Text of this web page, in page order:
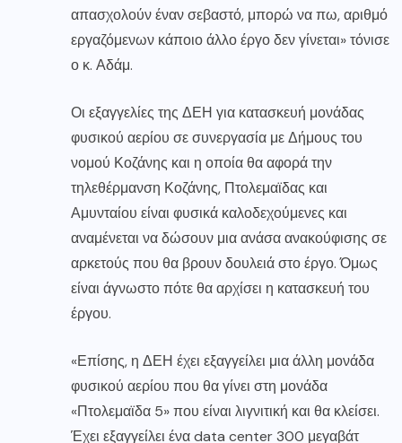
απασχολούν έναν σεβαστό, μπορώ να πω, αριθμό
εργαζόμενων κάποιο άλλο έργο δεν γίνεται» τόνισε
ο κ. Αδάμ.
Οι εξαγγελίες της ΔΕΗ για κατασκευή μονάδας
φυσικού αερίου σε συνεργασία με Δήμους του
νομού Κοζάνης και η οποία θα αφορά την
τηλεθέρμανση Κοζάνης, Πτολεμαϊδας και
Αμυνταίου είναι φυσικά καλοδεχούμενες και
αναμένεται να δώσουν μια ανάσα ανακούφισης σε
αρκετούς που θα βρουν δουλειά στο έργο. Όμως
είναι άγνωστο πότε θα αρχίσει η κατασκευή του
έργου.
«Επίσης, η ΔΕΗ έχει εξαγγείλει μια άλλη μονάδα
φυσικού αερίου που θα γίνει στη μονάδα
«Πτολεμαϊδα 5» που είναι λιγνιτική και θα κλείσει.
Έχει εξαγγείλει ένα data center 300 μεγαβάτ